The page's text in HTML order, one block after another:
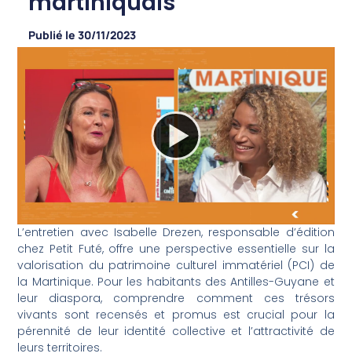
Publié le 30/11/2023
L’entretien avec Isabelle Drezen, responsable d’édition
chez Petit Futé, offre une perspective essentielle sur la
valorisation du patrimoine culturel immatériel (PCI) de
la Martinique. Pour les habitants des Antilles-Guyane et
leur diaspora, comprendre comment ces trésors
vivants sont recensés et promus est crucial pour la
pérennité de leur identité collective et l’attractivité de
leurs territoires.